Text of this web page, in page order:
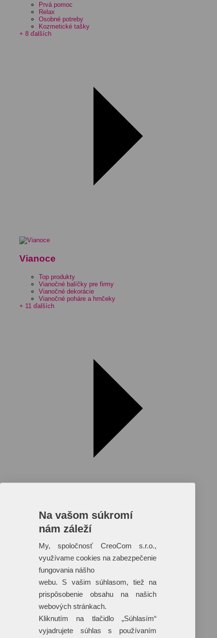
Prvá pomoc
Relax
Osobné potreby
Kozmetické tašky
+ 8 ďalších
Vianoce
Top produkty
Vianočné balíčky pre firmy
Vianočné dekorácie
Vianočné poháre a hrnčeky
+ 11 ďalších
Reklamné predmety s plnofarebnou
potlačou
Dáždniky
Tašky
Hračky
Klobúky
Na vašom súkromí
nám záleží
My, spoločnosť CreoCom s.r.o.,
využívame cookies na zabezpečenie
fungovania nášho
webu. S vašim súhlasom, tiež na
prispôsobenie obsahu na našich
webových stránkach.
Kliknutím na tlačidlo „Súhlasím“
vyjadrujete súhlas s používaním